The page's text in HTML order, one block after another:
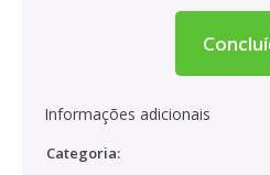
Informações adicionais
Categoria: